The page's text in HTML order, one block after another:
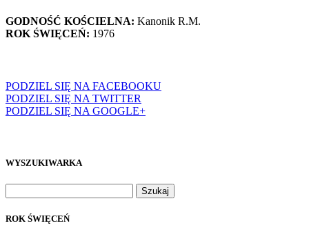
GODNOŚĆ KOŚCIELNA: Kanonik R.M.
ROK ŚWIĘCEŃ: 1976
PODZIEL SIĘ NA FACEBOOKU
PODZIEL SIĘ NA TWITTER
PODZIEL SIĘ NA GOOGLE+
WYSZUKIWARKA
ROK ŚWIĘCEŃ